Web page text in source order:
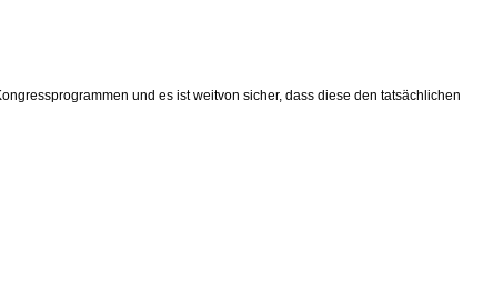
und es ist weitvon sicher, dass diese den tatsächlichen